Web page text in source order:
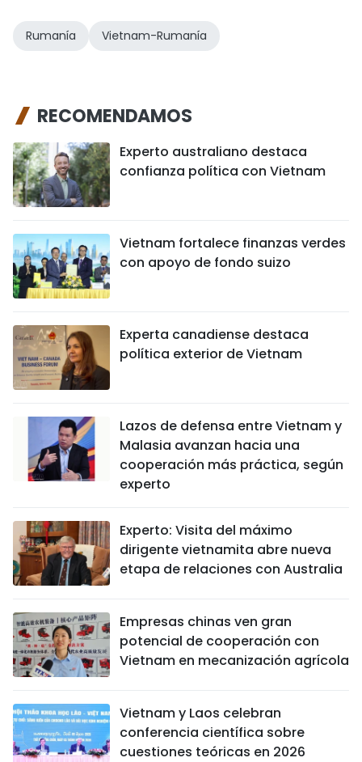
Rumanía Vietnam-Rumanía
RECOMENDAMOS
Experto australiano destaca
confianza política con Vietnam
Vietnam fortalece finanzas verdes
con apoyo de fondo suizo
Experta canadiense destaca
política exterior de Vietnam
Lazos de defensa entre Vietnam y
Malasia avanzan hacia una
cooperación más práctica, según
experto
Experto: Visita del máximo
dirigente vietnamita abre nueva
etapa de relaciones con Australia
Empresas chinas ven gran
potencial de cooperación con
Vietnam en mecanización agrícola
Vietnam y Laos celebran
conferencia científica sobre
cuestiones teóricas en 2026